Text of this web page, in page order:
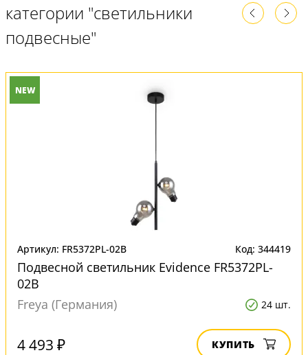
категории "светильники
подвесные"
NEW
Артикул: FR5372PL-02B Код: 344419
Подвесной светильник Evidence FR5372PL-
02B
Freya (Германия)
24 шт.
4 493 ₽ КУПИТЬ